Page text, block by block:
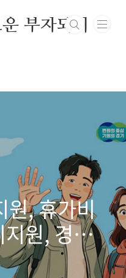
부자되기
가비
원, 경기도